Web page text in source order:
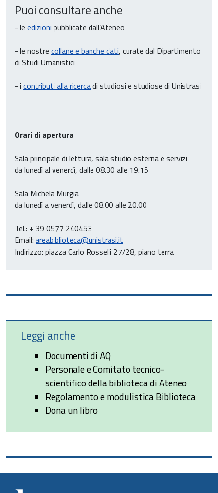
Puoi consultare anche
- le edizioni pubblicate dall’Ateneo
- le nostre collane e banche dati, curate dal Dipartimento
di Studi Umanistici
- i contributi alla ricercadi studiosi e studiose di Unistrasi
Orari di apertura
Sala principale di lettura, sala studio esterna e servizi
da lunedì al venerdì, dalle 08.30 alle 19.15
Sala Michela Murgia
da lunedì a venerdì, dalle 08.00 alle 20.00
Tel.: + 39 0577 240453
Email: areabiblioteca@unistrasi.it
Indirizzo: piazza Carlo Rosselli 27/28, piano terra
Leggi anche
Documenti di AQ
Personale e Comitato tecnico-
scientifico della biblioteca di Ateneo
Regolamento e modulistica Biblioteca
Dona un libro